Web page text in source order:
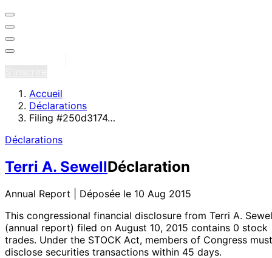
Accueil
Déclarations
Filing #250d3174…
Déclarations
Terri A. SewellDéclaration
Annual Report | Déposée le 10 Aug 2015
This congressional financial disclosure from Terri A.
(annual report) filed on August 10, 2015 contains 0 stock
trades. Under the STOCK Act, members of Congress must
disclose securities transactions within 45 days.